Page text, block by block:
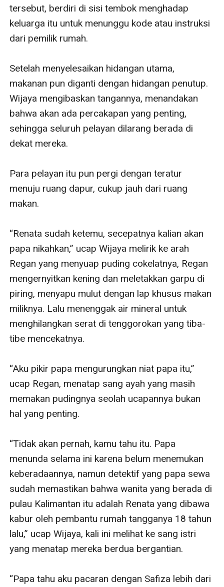
tersebut, berdiri di sisi tembok menghadap
keluarga itu untuk menunggu kode atau instruksi
dari pemilik rumah.
Setelah menyelesaikan hidangan utama,
makanan pun diganti dengan hidangan penutup.
Wijaya mengibaskan tangannya, menandakan
bahwa akan ada percakapan yang penting,
sehingga seluruh pelayan dilarang berada di
dekat mereka.
Para pelayan itu pun pergi dengan teratur
menuju ruang dapur, cukup jauh dari ruang
makan.
“Renata sudah ketemu, secepatnya kalian akan
papa nikahkan,” ucap Wijaya melirik ke arah
Regan yang menyuap puding cokelatnya, Regan
mengernyitkan kening dan meletakkan garpu di
piring, menyapu mulut dengan lap khusus makan
miliknya. Lalu menenggak air mineral untuk
menghilangkan serat di tenggorokan yang tiba-
tibe mencekatnya.
“Aku pikir papa mengurungkan niat papa itu,”
ucap Regan, menatap sang ayah yang masih
memakan pudingnya seolah ucapannya bukan
hal yang penting.
“Tidak akan pernah, kamu tahu itu. Papa
menunda selama ini karena belum menemukan
keberadaannya, namun detektif yang papa sewa
sudah memastikan bahwa wanita yang berada di
pulau Kalimantan itu adalah Renata yang dibawa
kabur oleh pembantu rumah tangganya 18 tahun
lalu,” ucap Wijaya, kali ini melihat ke sang istri
yang menatap mereka berdua bergantian.
“Papa tahu aku pacaran dengan Safiza lebih dari